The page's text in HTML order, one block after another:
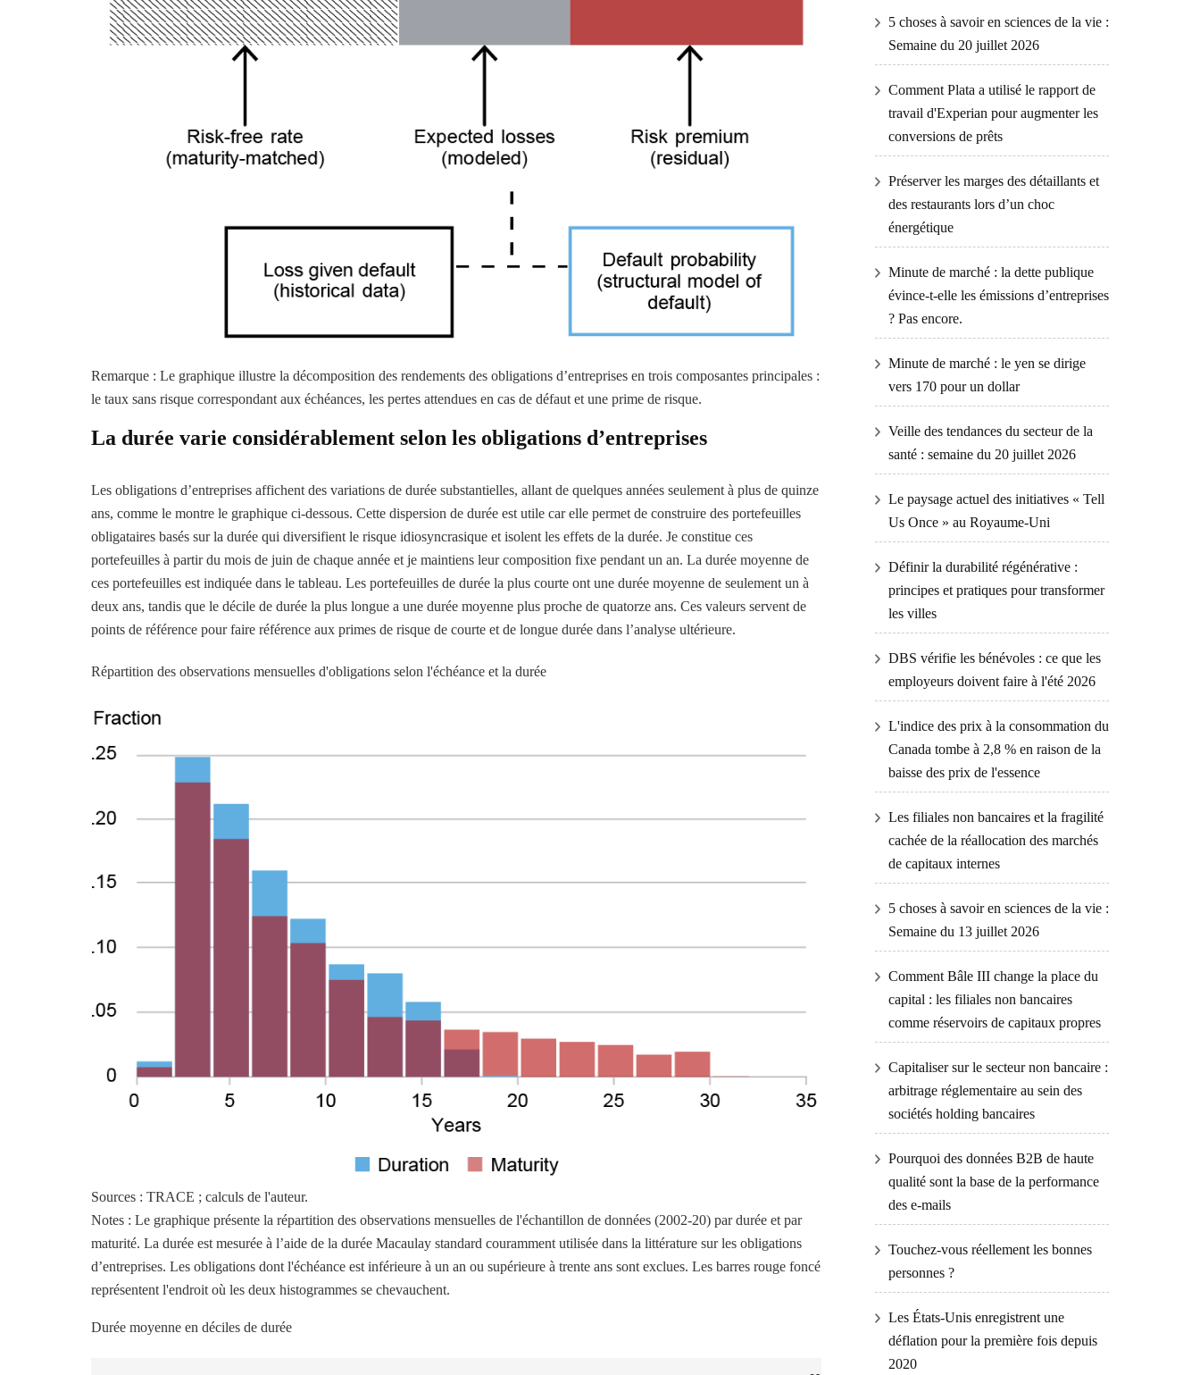
Remarque : Le graphique illustre la décomposition des rendements des obligations d’entreprises en trois composantes principales :
le taux sans risque correspondant aux échéances, les pertes attendues en cas de défaut et une prime de risque.
La durée varie considérablement selon les obligations d’entreprises
Les obligations d’entreprises affichent des variations de durée substantielles, allant de quelques années seulement à plus de quinze
ans, comme le montre le graphique ci-dessous. Cette dispersion de durée est utile car elle permet de construire des portefeuilles
obligataires basés sur la durée qui diversifient le risque idiosyncrasique et isolent les effets de la durée. Je constitue ces
portefeuilles à partir du mois de juin de chaque année et je maintiens leur composition fixe pendant un an. La durée moyenne de
ces portefeuilles est indiquée dans le tableau. Les portefeuilles de durée la plus courte ont une durée moyenne de seulement un à
deux ans, tandis que le décile de durée la plus longue a une durée moyenne plus proche de quatorze ans. Ces valeurs servent de
points de référence pour faire référence aux primes de risque de courte et de longue durée dans l’analyse ultérieure.
Répartition des observations mensuelles d'obligations selon l'échéance et la durée
Sources : TRACE ; calculs de l'auteur.
Notes : Le graphique présente la répartition des observations mensuelles de l'échantillon de données (2002-20) par durée et par
maturité. La durée est mesurée à l’aide de la durée Macaulay standard couramment utilisée dans la littérature sur les obligations
d’entreprises. Les obligations dont l'échéance est inférieure à un an ou supérieure à trente ans sont exclues. Les barres rouge foncé
représentent l'endroit où les deux histogrammes se chevauchent.
Durée moyenne en déciles de durée
5 choses à savoir en sciences de la vie :
Semaine du 20 juillet 2026
Comment Plata a utilisé le rapport de
travail d'Experian pour augmenter les
conversions de prêts
Préserver les marges des détaillants et
des restaurants lors d’un choc
énergétique
Minute de marché : la dette publique
évince-t-elle les émissions d’entreprises
? Pas encore.
Minute de marché : le yen se dirige
vers 170 pour un dollar
Veille des tendances du secteur de la
santé : semaine du 20 juillet 2026
Le paysage actuel des initiatives « Tell
Us Once » au Royaume-Uni
Définir la durabilité régénérative :
principes et pratiques pour transformer
les villes
DBS vérifie les bénévoles : ce que les
employeurs doivent faire à l'été 2026
L'indice des prix à la consommation du
Canada tombe à 2,8 % en raison de la
baisse des prix de l'essence
Les filiales non bancaires et la fragilité
cachée de la réallocation des marchés
de capitaux internes
5 choses à savoir en sciences de la vie :
Semaine du 13 juillet 2026
Comment Bâle III change la place du
capital : les filiales non bancaires
comme réservoirs de capitaux propres
Capitaliser sur le secteur non bancaire :
arbitrage réglementaire au sein des
sociétés holding bancaires
Pourquoi des données B2B de haute
qualité sont la base de la performance
des e-mails
Touchez-vous réellement les bonnes
personnes ?
Les États-Unis enregistrent une
déflation pour la première fois depuis
2020